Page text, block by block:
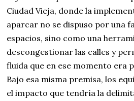
Ciudad Vieja, donde la
aparcar no se dispuso por una
espacios, sino como una
descongestionar las calles y
fluida que en ese momento era
Bajo esa misma premisa, los
el impacto que tendría la